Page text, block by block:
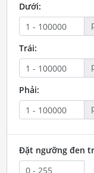
Dưới:
Trái:
Phải:
Đặt ngưỡng đen